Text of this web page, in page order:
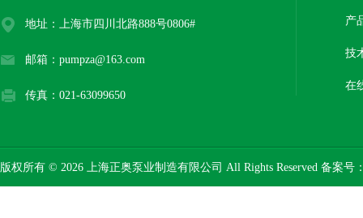
地址：上海市四川北路888号0806#
邮箱：pumpza@163.com
传真：021-63099650
产
技
在
版权所有 © 2026 上海正奥泵业制造有限公司 All Rights Reserved 备案号